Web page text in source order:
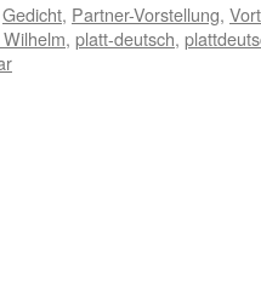
Gedicht, Partner-Vorstellung,
, platt-deutsch,